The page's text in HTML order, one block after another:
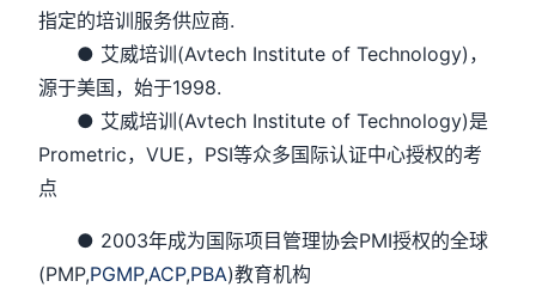
指定的培训服务供应商.
● 艾威培训(Avtech Institute of Technology)，
源于美国，始于1998.
● 艾威培训(Avtech Institute of Technology)是
Prometric，VUE，PSI等众多国际认证中心授权的考
点
● 2003年成为国际项目管理协会PMI授权的全球
(PMP,PGMP,ACP,PBA)教育机构